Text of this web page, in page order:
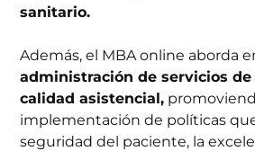
sanitario.
Además, el MBA online aborda
administración de servicios
calidad asistencial,
implementación de políticas
seguridad del paciente, la